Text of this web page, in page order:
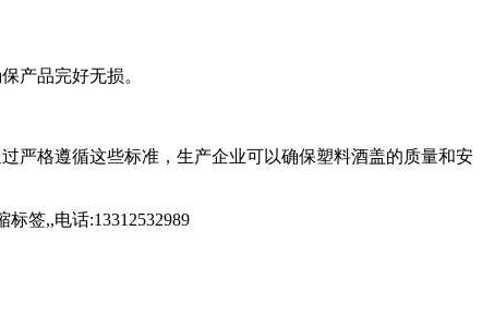
产品完好无损。
严格遵循这些标准，生产企业可以确保塑料酒盖的质量和安
签,,电话:13312532989